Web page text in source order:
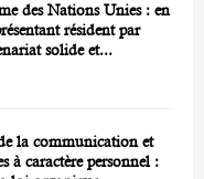
des Nations Unies : en
résident par
solide et...
la communication et
à caractère personnel :